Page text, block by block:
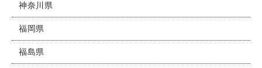
神奈川県
福岡県
福島県